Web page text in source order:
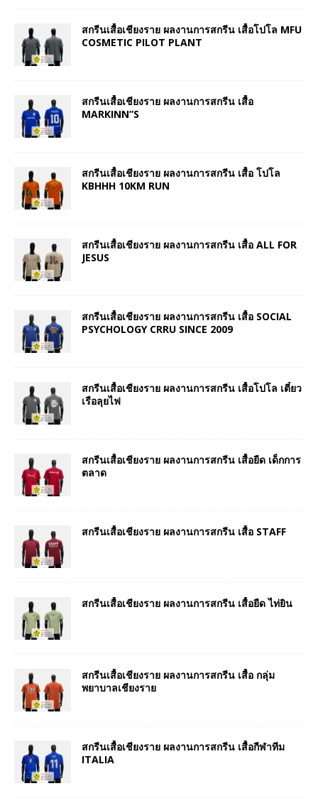
สกรีนเสื้อเชียงราย ผลงานการสกรีน เสื้อโปโล MFU
COSMETIC PILOT PLANT
สกรีนเสื้อเชียงราย ผลงานการสกรีน เสื้อ
MARKINN”S
สกรีนเสื้อเชียงราย ผลงานการสกรีน เสื้อ โปโล
KBHHH 10KM RUN
สกรีนเสื้อเชียงราย ผลงานการสกรีน เสื้อ ALL FOR
JESUS
สกรีนเสื้อเชียงราย ผลงานการสกรีน เสื้อ SOCIAL
PSYCHOLOGY CRRU SINCE 2009
สกรีนเสื้อเชียงราย ผลงานการสกรีน เสื้อโปโล เตี๋ยว
เรือลุยไฟ
สกรีนเสื้อเชียงราย ผลงานการสกรีน เสื้อยืด เด็กการ
ตลาด
สกรีนเสื้อเชียงราย ผลงานการสกรีน เสื้อ STAFF
สกรีนเสื้อเชียงราย ผลงานการสกรีน เสื้อยืด ไท่ยิน
สกรีนเสื้อเชียงราย ผลงานการสกรีน เสื้อ กลุ่ม
พยาบาลเชียงราย
สกรีนเสื้อเชียงราย ผลงานการสกรีน เสื้อกีฬาทีม
ITALIA